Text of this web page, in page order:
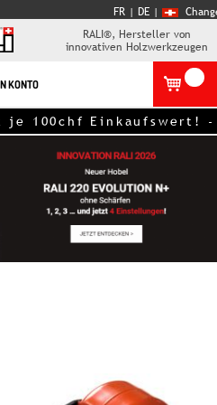
FR | DE |
RALI®, Hersteller von
innovativen Holzwerkzeugen
KONTO
Einkaufswert! -